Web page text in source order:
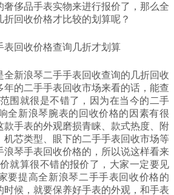
奢侈品手表实物来进行报价了，那么全
回收价格才比较的划算呢？
全新浪琴二手手表回收查询的几折回收
年的二手手表回收市场来看的话，能查
围就很是不错了，因为在当今的二手
全新浪琴腕表的回收价格的因素有很
款手表的外观磨损青睐、款式热度、附
机芯类型、眼下的二手手表回收市场等
浪琴手表回收价格的，所以说这样看来
就算很不错的报价了，大家一定要见
要提高全新浪琴二手手表回收价格的
时候，就要保养好手表的外观，和手表